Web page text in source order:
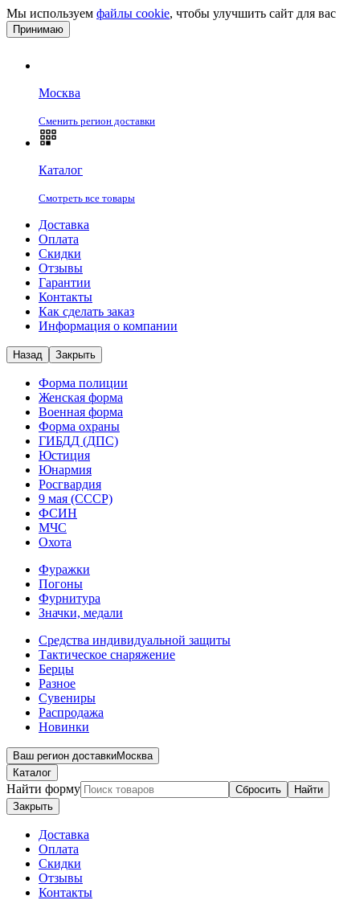
Мы используем файлы cookie, чтобы улучшить сайт для вас
Принимаю
Москва
Сменить регион доставки
Каталог
Смотреть все товары
Доставка
Оплата
Скидки
Отзывы
Гарантии
Контакты
Как сделать заказ
Информация о компании
Назад Закрыть
Форма полиции
Женская форма
Военная форма
Форма охраны
ГИБДД (ДПС)
Юстиция
Юнармия
Росгвардия
9 мая (СССР)
ФСИН
МЧС
Охота
Фуражки
Погоны
Фурнитура
Значки, медали
Средства индивидуальной защиты
Тактическое снаряжение
Берцы
Разное
Сувениры
Распродажа
Новинки
Ваш регион доставкиМосква
Каталог
Найти форму Сбросить
Найти
Закрыть
Доставка
Оплата
Скидки
Отзывы
Контакты